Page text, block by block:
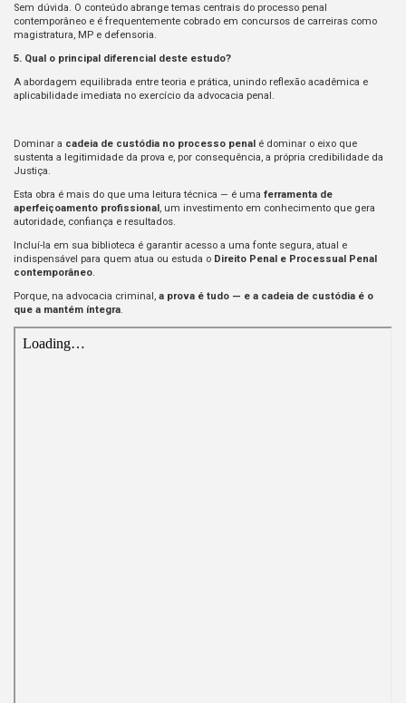
Sem dúvida. O conteúdo abrange temas centrais do processo penal
contemporâneo e é frequentemente cobrado em concursos de carreiras como
magistratura, MP e defensoria.
5. Qual o principal diferencial deste estudo?
A abordagem equilibrada entre teoria e prática, unindo reflexão acadêmica e
aplicabilidade imediata no exercício da advocacia penal.
Dominar a cadeia de custódia no processo penal é dominar o eixo que
sustenta a legitimidade da prova e, por consequência, a própria credibilidade da
Justiça.
Esta obra é mais do que uma leitura técnica — é uma ferramenta de
aperfeiçoamento profissional, um investimento em conhecimento que gera
autoridade, confiança e resultados.
Incluí-la em sua biblioteca é garantir acesso a uma fonte segura, atual e
indispensável para quem atua ou estuda o Direito Penal e Processual Penal
contemporâneo.
Porque, na advocacia criminal, a prova é tudo — e a cadeia de custódia é o
que a mantém íntegra.